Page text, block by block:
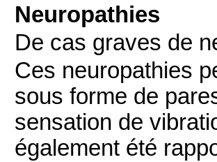
Neuropathies
De cas graves de
Ces neuropathies
sous forme de
sensation de
également été